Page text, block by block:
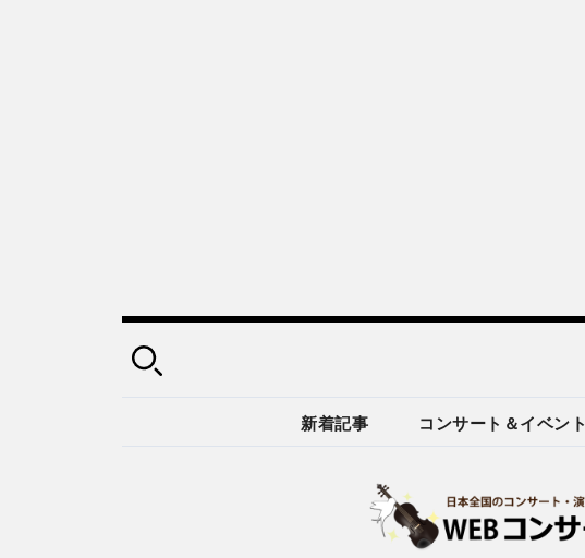
新着記事 コンサート＆イベント